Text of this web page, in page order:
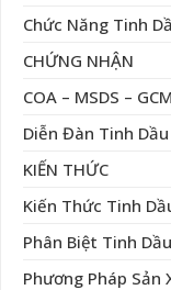
Chức Năng Tinh
CHỨNG NHẬN
COA – MSDS –
Diễn Đàn Tinh Dầu
KIẾN THỨC
Kiến Thức Tinh
Phân Biệt Tinh
Phương Pháp Sản